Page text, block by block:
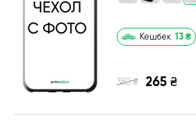
Кешбек 13 ₴
380 ₴ 265 ₴